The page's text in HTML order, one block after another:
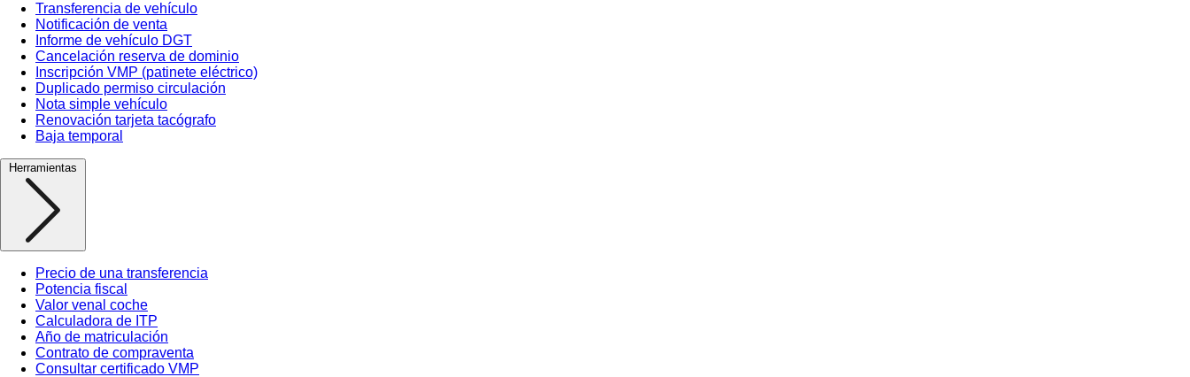
Transferencia de vehículo
Notificación de venta
Informe de vehículo DGT
Cancelación reserva de dominio
Inscripción VMP (patinete eléctrico)
Duplicado permiso circulación
Nota simple vehículo
Renovación tarjeta tacógrafo
Baja temporal
Herramientas
Precio de una transferencia
Potencia fiscal
Valor venal coche
Calculadora de ITP
Año de matriculación
Contrato de compraventa
Consultar certificado VMP